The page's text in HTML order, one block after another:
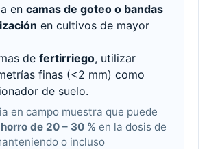
en camas de goteo o bandas
en cultivos de mayor
de fertirriego, utilizar
finas (<2 mm) como
de suelo.
en campo muestra que puede
de 20 – 30 % en la dosis de
o incluso